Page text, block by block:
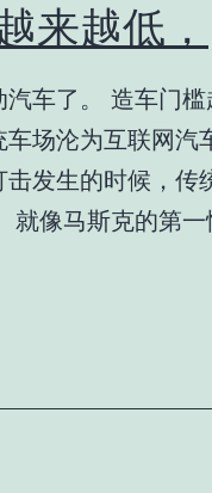
来越低，
汽车了。 造车门
场沦为互联网汽
发生的时候，传
就像马斯克的第